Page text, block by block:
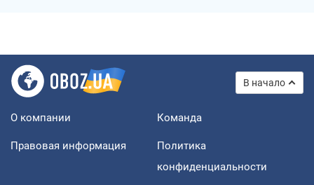
В начало
О компании Команда
Правовая информация
Политика
конфиденциальности